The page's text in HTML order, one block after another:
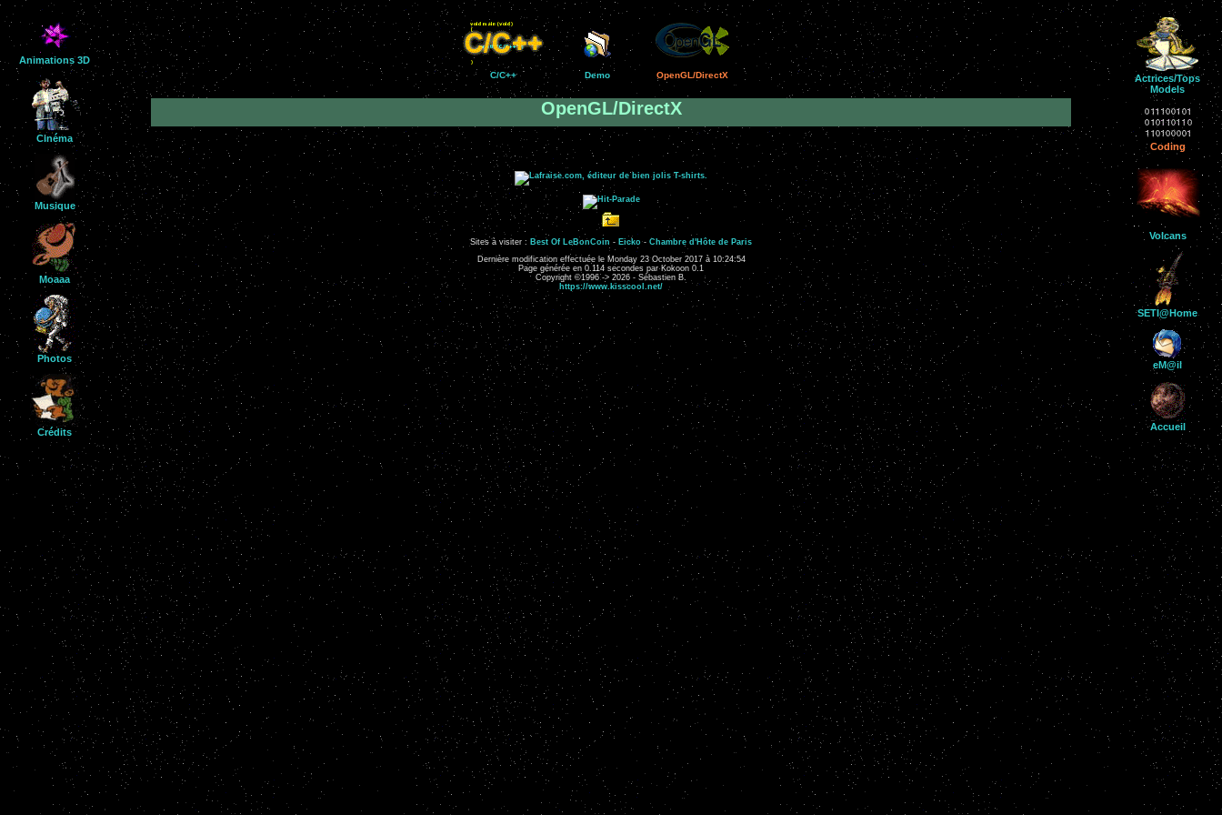
Animations 3D
Cinéma
Musique
Moaaa
Photos
Crédits
Actrices/Tops
Models
Coding
Volcans
SETI@Home
eM@il
Accueil
C/C++ Demo OpenGL/DirectX
OpenGL/DirectX
Sites à visiter : Best Of LeBonCoin - Eicko - Chambre d'Hôte de Paris
Dernière modification effectuée le Monday 23 October 2017 à 10:24:54
Page générée en 0.114 secondes par Kokoon 0.1
Copyright ©1996 -> 2026 - Sébastien B.
https://www.kisscool.net/